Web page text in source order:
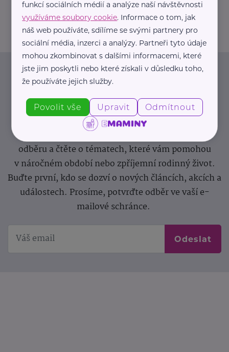
greendoors@greendoors.cz
Newsletter
Pravidelný přísun novinek, inspirace na každý den,
podpora pro rodiče i sdílení zkušeností. Takový je
Newsletter webu eMaminy.cz. Přihlaste se k jeho
odběru a čtěte o tématech, které vám pomohou
v náročném období nebo zpříjemní rodinný život.
Buďte první, kdo se dozví o nových článcích, akcích a
událostech. Prosíme, potvrďte odběr ve vaší e-
mailové schránce.
Odeslat
funkcí sociálních médií a analýze naší návštěvnosti
využíváme soubory cookie. Informace o tom, jak
náš web používáte, sdílíme se svými partnery pro
sociální média, inzerci a analýzy. Partneři tyto údaje
mohou zkombinovat s dalšími informacemi, které
jste jim poskytli nebo které získali v důsledku toho,
že používáte jejich služby.
Povolit vše Upravit Odmítnout